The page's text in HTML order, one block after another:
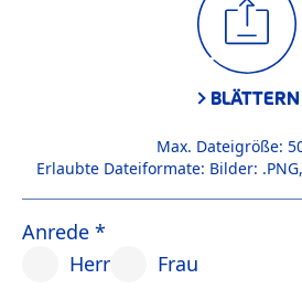
BLÄTTERN
Max. Dateigröße:
Erlaubte Dateiformate: Bilder: .PNG,
Anrede *
Herr
Frau